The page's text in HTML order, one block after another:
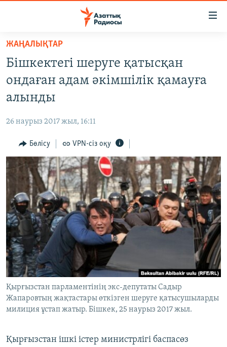
Skip
main
content
to
main
Navigation
to
Search
АДАМ ҚҰҚЫҚТАРЫ
ӘЛЕУМЕТ
ӘЛЕМ
АРНАЙЫ ЖОБАЛАР
Русский
ЖАЗЫЛЫҢЫЗ
Басқа тілдерде
ЖАҢАЛЫҚТАР
Бішкектегі шеруге қатысқан
ондаған адам әкімшілік қамауға
алынды
26 наурыз 2017 жыл, 16:11
Бөлісу VPN-сіз оқу
Қырғызстан парламентінің экс-депутаты Садыр
Жапаровтың жақтастары өткізген шеруге қатысушыларды
милиция ұстап жатыр. Бішкек, 25 наурыз 2017 жыл.
Қырғызстан ішкі істер министрлігі баспасөз